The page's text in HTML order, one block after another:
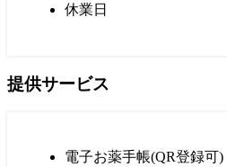
休業日
提供サービス
電子お薬手帳(QR登録可)